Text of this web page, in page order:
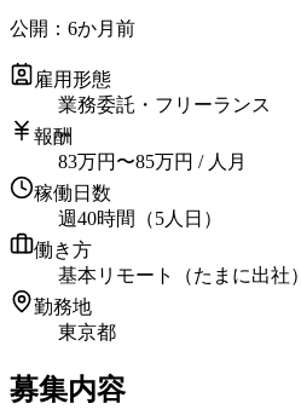
公開： 6か月前
雇用形態
業務委託・フリーランス
報酬
83万円 〜85万円 / 人月
稼働日数
週40時間（5人日）
働き方
基本リモート（たまに出社）
勤務地
東京都
募集内容